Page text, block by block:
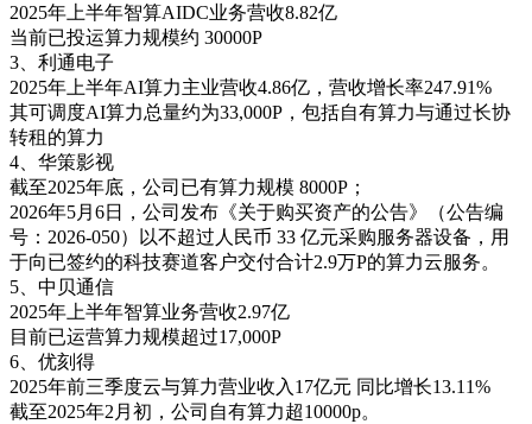
2025年上半年智算AIDC业务营收8.82亿
当前已投运算力规模约 30000P
3、利通电子
2025年上半年AI算力主业营收4.86亿，营收增长率247.91%
其可调度AI算力总量约为33,000P，包括自有算力与通过长协
转租的算力
4、华策影视
截至2025年底，公司已有算力规模 8000P；
2026年5月6日，公司发布《关于购买资产的公告》（公告编
号：2026-050）以不超过人民币 33 亿元采购服务器设备，用
于向已签约的科技赛道客户交付合计2.9万P的算力云服务。
5、中贝通信
2025年上半年智算业务营收2.97亿
目前已运营算力规模超过17,000P
6、优刻得
2025年前三季度云与算力营业收入17亿元 同比增长13.11%
截至2025年2月初，公司自有算力超10000p。